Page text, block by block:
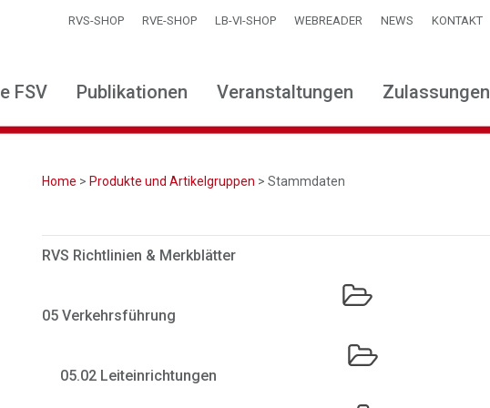
RVS-SHOP RVE-SHOP LB-VI-SHOP WEBREADER NEWS KONTAKT
FSV Publikationen Veranstaltungen Zulassungen
Home > Produkte und Artikelgruppen > Stammdaten
RVS Richtlinien & Merkblätter
05 Verkehrsführung
05.02 Leiteinrichtungen